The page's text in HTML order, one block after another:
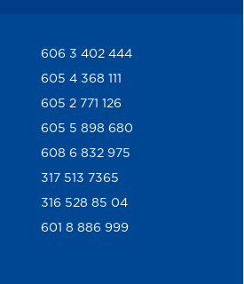
606 3 402 444
605 4 368 111
605 2 771 126
605 5 898 680
608 6 832 975
317 513 7365
316 528 85 04
601 8 886 999